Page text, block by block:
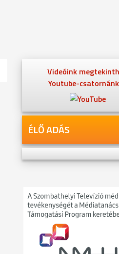
Videóink
Youtube-
ÉLŐ ADÁS